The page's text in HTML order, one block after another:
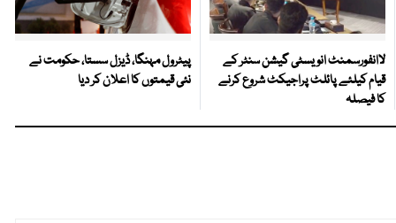
لاانفورسمنٹ انویسٹی گیشن سنٹر کے
قیام کیلئے پائلٹ پراجیکٹ شروع کرنے
کا فیصلہ
پیٹرول مہنگا، ڈیزل سستا، حکومت نے
نئی قیمتوں کا اعلان کر دیا